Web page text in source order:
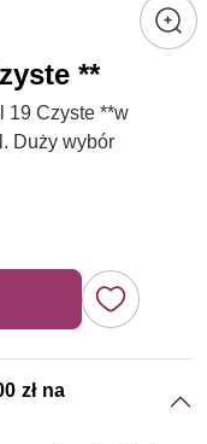
**
19 Czyste **w
Duży wybór
zł na